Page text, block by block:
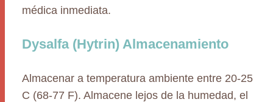
médica inmediata.
Dysalfa (Hytrin) Almacenamiento
Almacenar a temperatura ambiente entre 20-25
C (68-77 F). Almacene lejos de la humedad, el